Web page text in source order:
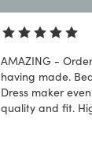
AMAZING -
having made.
Dress maker
quality and fit.